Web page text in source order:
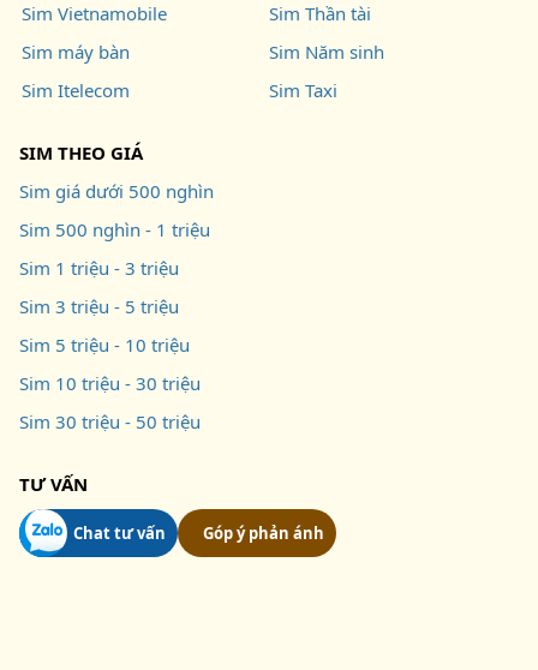
Sim Vietnamobile
Sim máy bàn
Sim Itelecom
Sim Thần tài
Sim Năm sinh
Sim Taxi
SIM THEO GIÁ
Sim giá dưới 500 nghìn
Sim 500 nghìn - 1 triệu
Sim 1 triệu - 3 triệu
Sim 3 triệu - 5 triệu
Sim 5 triệu - 10 triệu
Sim 10 triệu - 30 triệu
Sim 30 triệu - 50 triệu
TƯ VẤN
Chat tư vấn Góp ý phản ánh